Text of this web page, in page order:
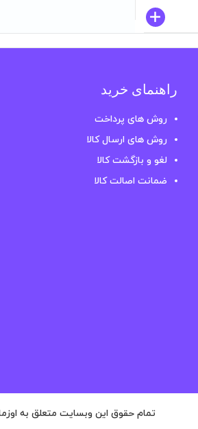
راهنمای خرید
روش های پرداخت
روش های ارسال کالا
لغو و بازگشت کالا
ضمانت اصالت کالا
تمام حقوق این وبسایت متعلق به